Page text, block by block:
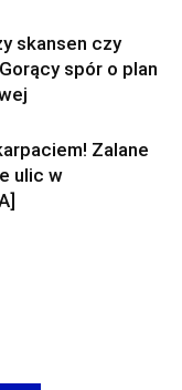
skansen czy
spór o plan
Zalane
ulic w